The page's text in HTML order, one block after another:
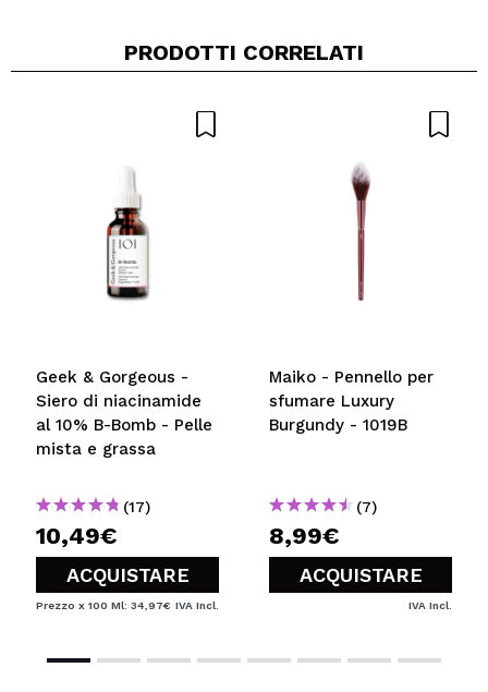
PRODOTTI CORRELATI
Geek & Gorgeous -
Siero di niacinamide
al 10% B-Bomb - Pelle
mista e grassa
(17)
10,49€
ACQUISTARE
Prezzo x 100 Ml: 34,97€ IVA Incl.
Maiko - Pennello per
sfumare Luxury
Burgundy - 1019B
(7)
8,99€
ACQUISTARE
IVA Incl.